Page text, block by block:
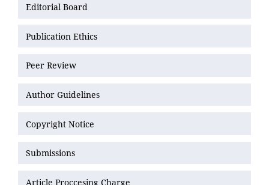
Editorial Board
Publication Ethics
Peer Review
Author Guidelines
Copyright Notice
Submissions
Article Proccesing Charge